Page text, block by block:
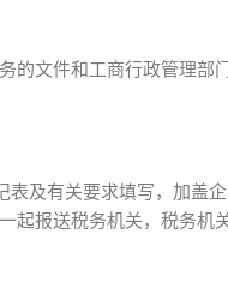
的文件和工商行政管理部
表及有关要求填写，加盖
起报送税务机关，税务机